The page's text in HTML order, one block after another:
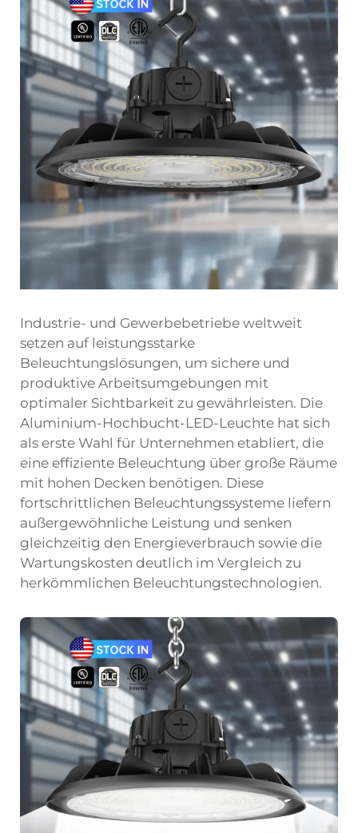
Industrie- und Gewerbebetriebe weltweit
setzen auf leistungsstarke
Beleuchtungslösungen, um sichere und
produktive Arbeitsumgebungen mit
optimaler Sichtbarkeit zu gewährleisten. Die
Aluminium-Hochbucht-LED-Leuchte hat sich
als erste Wahl für Unternehmen etabliert, die
eine effiziente Beleuchtung über große Räume
mit hohen Decken benötigen. Diese
fortschrittlichen Beleuchtungssysteme liefern
außergewöhnliche Leistung und senken
gleichzeitig den Energieverbrauch sowie die
Wartungskosten deutlich im Vergleich zu
herkömmlichen Beleuchtungstechnologien.